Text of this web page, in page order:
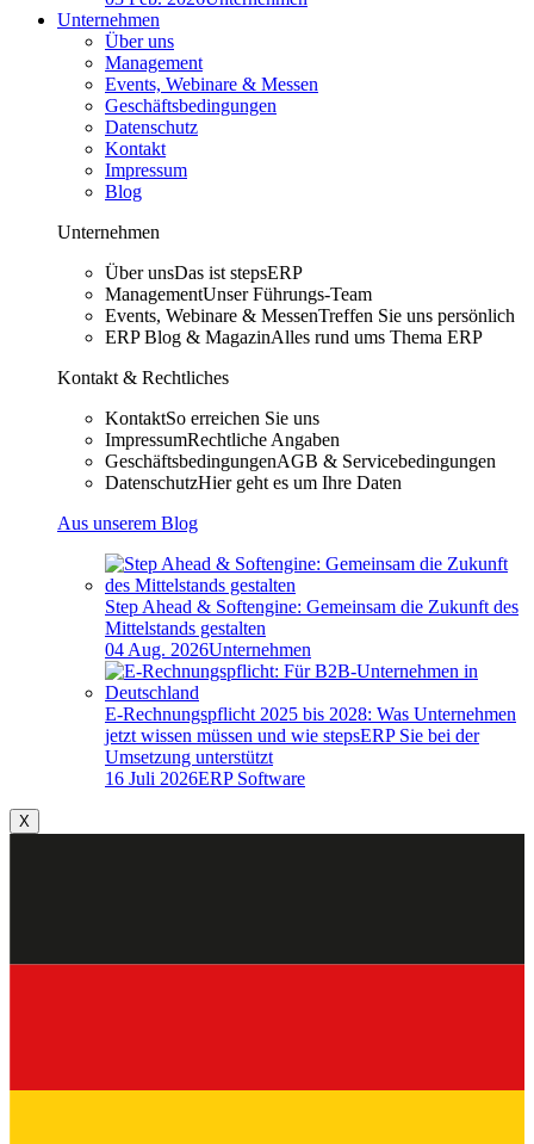
Unternehmen
Über uns
Management
Events, Webinare & Messen
Geschäftsbedingungen
Datenschutz
Kontakt
Impressum
Blog
Unternehmen
Über unsDas ist stepsERP
ManagementUnser Führungs-Team
Events, Webinare & MessenTreffen Sie uns persönlich
ERP Blog & MagazinAlles rund ums Thema ERP
Kontakt & Rechtliches
KontaktSo erreichen Sie uns
ImpressumRechtliche Angaben
GeschäftsbedingungenAGB & Servicebedingungen
DatenschutzHier geht es um Ihre Daten
Aus unserem Blog
Step Ahead & Softengine: Gemeinsam die Zukunft des
Mittelstands gestalten
04 Aug. 2026Unternehmen
E-Rechnungspflicht 2025 bis 2028: Was Unternehmen
jetzt wissen müssen und wie stepsERP Sie bei der
Umsetzung unterstützt
16 Juli 2026ERP Software
X